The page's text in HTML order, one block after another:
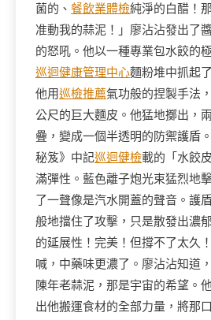
菌的、 餐飲業體檢純淨的白醋！
准動我的蒜泥！」廖沾沾發出了
的怒吼。他以一種專業包水餃的
巡迴健康管理中心麵粉堆中抓起
他用巡檢推薦氣功般的捏製手法
公尺的巨大麵皮。他猛地擲出，
疊，變成一個半透明的防禦護盾
秘笈》中記巡迴健檢載的「水餃
滿彈性。藍色離子炮光束猛烈地
了一聲像是汽水開蓋的聲音。護
般地擋住了攻擊，只是散發出濃
的延展性！完美！但撐不了太久
喊，中藥味更濃了。廖沾沾知道
陳年老蒜泥，那是宇宙的希望。
出他搬運食材的全部力量，將那